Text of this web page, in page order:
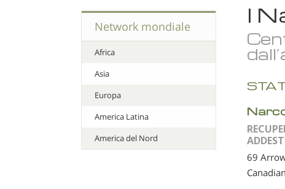
I
69
Network mondiale
Africa
Asia
Europa
America Latina
America del Nord